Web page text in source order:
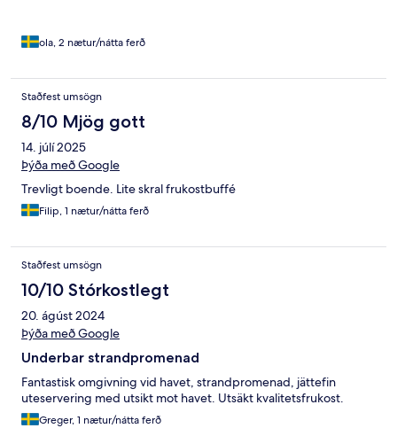
ola, 2 nætur/nátta ferð
Staðfest umsögn
8/10 Mjög gott
14. júlí 2025
Þýða með Google
Trevligt boende. Lite skral frukostbuffé
Filip, 1 nætur/nátta ferð
Staðfest umsögn
10/10 Stórkostlegt
20. ágúst 2024
Þýða með Google
Underbar strandpromenad
Fantastisk omgivning vid havet, strandpromenad, jättefin
uteservering med utsikt mot havet. Utsäkt kvalitetsfrukost.
Greger, 1 nætur/nátta ferð